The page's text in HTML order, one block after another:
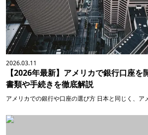
2026.03.11
【2026年最新】アメリカで銀行口座
書類や手続きを徹底解説
アメリカでの銀行や口座の選び方 日本と同じく、ア